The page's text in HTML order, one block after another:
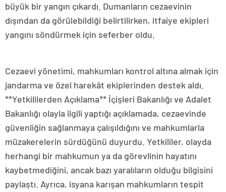
büyük bir yangın çıkardı. Dumanların cezaevinin
dışından da görülebildiği belirtilirken, itfaiye ekipleri
yangını söndürmek için seferber oldu.
Cezaevi yönetimi, mahkumları kontrol altına almak için
jandarma ve özel harekât ekiplerinden destek aldı.
**Yetkililerden Açıklama** İçişleri Bakanlığı ve Adalet
Bakanlığı olayla ilgili yaptığı açıklamada, cezaevinde
güvenliğin sağlanmaya çalışıldığını ve mahkumlarla
müzakerelerin sürdüğünü duyurdu. Yetkililer, olayda
herhangi bir mahkumun ya da görevlinin hayatını
kaybetmediğini, ancak bazı yaralıların olduğu bilgisini
paylaştı. Ayrıca, isyana karışan mahkumların tespit